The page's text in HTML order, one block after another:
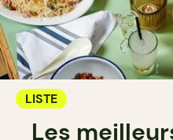
LISTE
Les